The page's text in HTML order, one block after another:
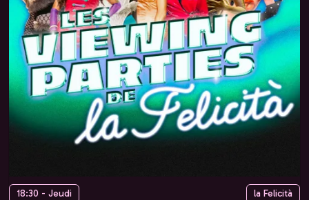
18:30 - Jeudi la Felicità